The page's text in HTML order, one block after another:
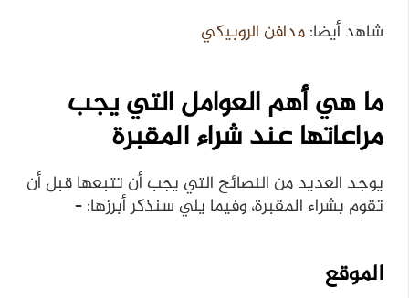
شاهد أيضا:مدافن الروبيكي
ما هي أهم العوامل التي يجب
مراعاتها عند شراء المقبرة
يوجد العديد من النصائح التي يجب أن تتبعها قبل أن
تقوم بشراء المقبرة، وفيما يلي سنذكر أبرزها: –
الموقع